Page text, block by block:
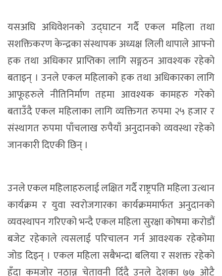
यसअघि अधिवेशनको उद्घाटन गर्दै एकल महिला तथा
सशक्तिकरण केन्द्रका संस्थापक अध्यक्ष लिली थापाले आफ्नो
हक तथा अधिकार प्राप्तिका लागि सङ्गठन आवश्यक रहेको
बताइन् । उनले एकल महिलाको हक तथा अधिकारका लागि
आफूहरुले नीतिनिर्माण तहमा आवश्यक कामहरु गरेको
बताउँदै एकल महिलाका लागि व्यक्तिगत रुपमा २५ हजार र
संस्थागत रुपमा पाँचलाख रुपैयाँ अनुदानको व्यवस्था रहेको
जानकारी दिएकी छिन् ।
उनले एकल महिलाहरुलाई लक्षित गर्दै राष्ट्रपति महिला उत्थान
कार्यक्रम र युवा स्वरोजगारका कार्यक्रममार्फत अनुदानको
व्यवस्थापन गरिएको भन्दै एकल महिला सुरक्षा कोषमा करोडौं
बजेट रहेकाले त्यसलाई परिचालन गर्न आवश्यक रहेकोमा
जोड दिइन् । एकल महिला सबैभन्दा बलिया र सशक्त रहेको
हुँदा कमजोर नठान्न चेतावनी दिँदै उनले देशका ७७ ओटै